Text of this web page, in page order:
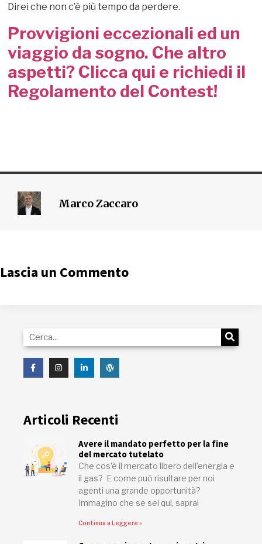
Direi che non c’è più tempo da perdere.
Provvigioni eccezionali ed un
viaggio da sogno. Che altro
aspetti? Clicca qui e richiedi il
Regolamento del Contest!
Marco Zaccaro
Lascia un Commento
Articoli Recenti
Avere il mandato perfetto per la fine
del mercato tutelato
Che cos’è il mercato libero dell’energia e
il gas? E come può risultare per noi
agenti una grande opportunità?
Immagino che se sei qui, saprai
Continua a Leggere »